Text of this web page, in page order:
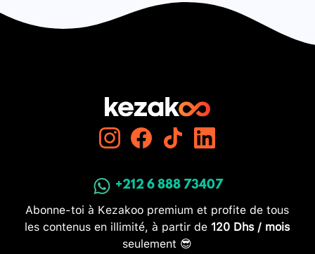
+212 6 888 73407
Abonne-toi à Kezakoo premium et profite de tous
les contenus en illimité, à partir de 120 Dhs / mois
seulement 😎